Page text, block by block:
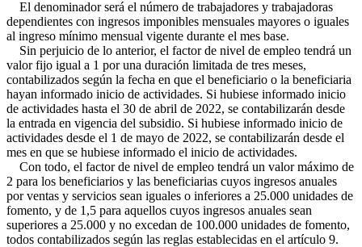
El denominador será el número de trabajadores y trabajadoras
dependientes con ingresos imponibles mensuales mayores o iguales
al ingreso mínimo mensual vigente durante el mes base.
Sin perjuicio de lo anterior, el factor de nivel de empleo tendrá un
valor fijo igual a 1 por una duración limitada de tres meses,
contabilizados según la fecha en que el beneficiario o la beneficiaria
hayan informado inicio de actividades. Si hubiese informado inicio
de actividades hasta el 30 de abril de 2022, se contabilizarán desde
la entrada en vigencia del subsidio. Si hubiese informado inicio de
actividades desde el 1 de mayo de 2022, se contabilizarán desde el
mes en que se hubiese informado el inicio de actividades.
Con todo, el factor de nivel de empleo tendrá un valor máximo de
2 para los beneficiarios y las beneficiarias cuyos ingresos anuales
por ventas y servicios sean iguales o inferiores a 25.000 unidades de
fomento, y de 1,5 para aquellos cuyos ingresos anuales sean
superiores a 25.000 y no excedan de 100.000 unidades de fomento,
todos contabilizados según las reglas establecidas en el artículo 9.